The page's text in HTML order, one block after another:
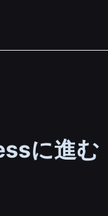
に進む